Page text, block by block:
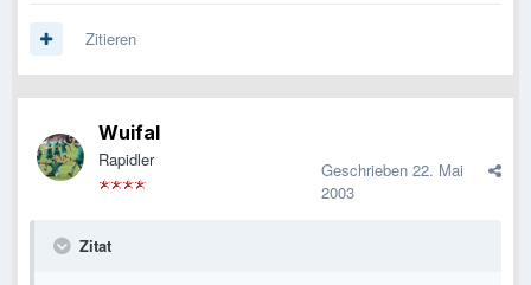
Zitieren
Wuifal
Rapidler Geschrieben 22. Mai
2003
Zitat